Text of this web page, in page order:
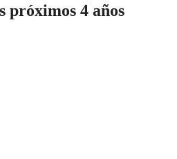
próximos 4 años